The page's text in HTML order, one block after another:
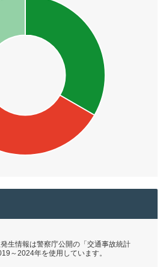
生情報は警察庁公開の「交通事故統計
～2024年を使用しています。